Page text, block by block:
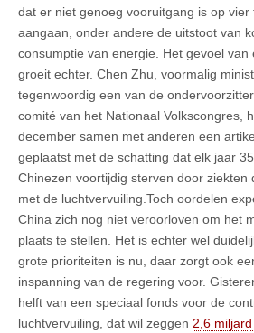
dat er niet genoeg vooruitgang is op
aangaan, onder andere de uitstoot van
consumptie van energie. Het gevoel van
groeit echter. Chen Zhu, voormalig
tegenwoordig een van de
comité van het Nationaal Volkscongres,
december samen met anderen een
geplaatst met de schatting dat elk jaar
Chinezen voortijdig sterven door ziekten
met de luchtvervuiling. Toch oordelen
China zich nog niet veroorloven om het
plaats te stellen. Het is echter wel
grote prioriteiten is nu, daar zorgt ook
inspanning van de regering voor.
helft van een speciaal fonds voor de
luchtvervuiling, dat wil zeggen 2,6